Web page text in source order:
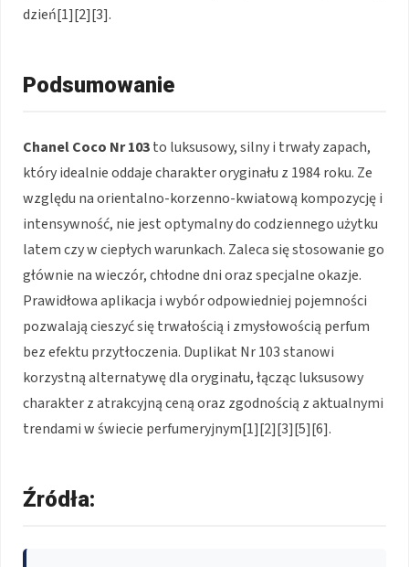
dzień[1][2][3].
Podsumowanie
Chanel Coco Nr 103to luksusowy, silny i trwały zapach,
który idealnie oddaje charakter oryginału z 1984 roku. Ze
względu na orientalno-korzenno-kwiatową kompozycję i
intensywność, nie jest optymalny do codziennego użytku
latem czy w ciepłych warunkach. Zaleca się stosowanie go
głównie na wieczór, chłodne dni oraz specjalne okazje.
Prawidłowa aplikacja i wybór odpowiedniej pojemności
pozwalają cieszyć się trwałością i zmysłowością perfum
bez efektu przytłoczenia. Duplikat Nr 103 stanowi
korzystną alternatywę dla oryginału, łącząc luksusowy
charakter z atrakcyjną ceną oraz zgodnością z aktualnymi
trendami w świecie perfumeryjnym[1][2][3][5][6].
Źródła: